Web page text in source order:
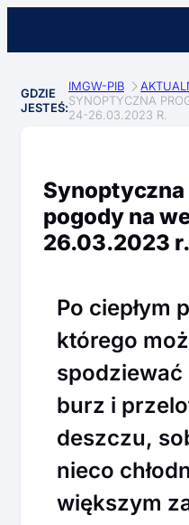
GDZIE
JESTEŚ:
IMGW-PIB
SYNOPTYCZNA
24-26.03.2023 R.
Synoptyczna
pogody na
26.03.2023 r.
Po ciepłym
którego
spodziewać
burz i
deszczu,
nieco
większym